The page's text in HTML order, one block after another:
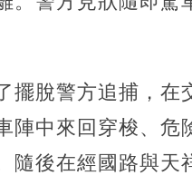
擺脫警方追捕，在
陣中來回穿梭、危
隨後在經國路與天